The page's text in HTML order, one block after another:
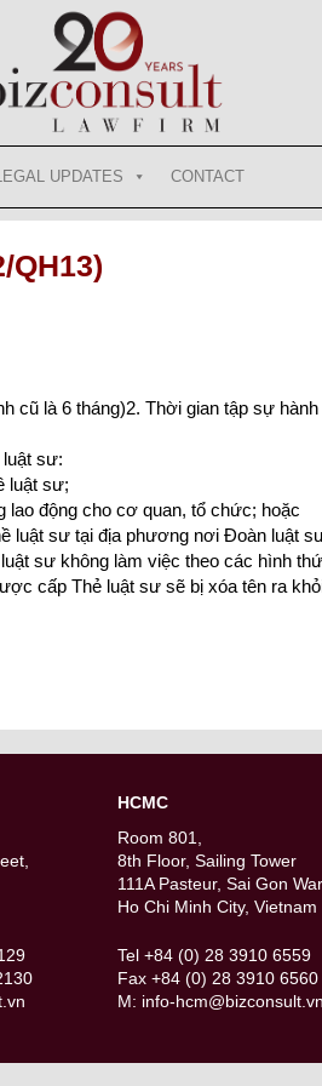
UPDATES CONTACT
QH13)
cũ là 6 tháng)2. Thời gian tập sự
sư:
luật sư;
lao động cho cơ quan, tổ chức; hoặc
luật sư tại địa phương nơi Đoàn luật
sư không làm việc theo các hình
cấp Thẻ luật sư sẽ bị xóa tên ra
HCMC
Room 801,
8th Floor, Sailing Tower
111A Pasteur, Sai Gon
Ho Chi Minh City, Vietnam
Tel +84 (0) 28 3910 6559
Fax +84 (0) 28 3910 6560
M: info-hcm@bizconsult.vn